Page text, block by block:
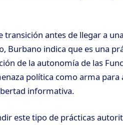
transición antes de llegar a
Burbano indica que es una
de la autonomía de las
política como arma
informativa.
este tipo de prácticas